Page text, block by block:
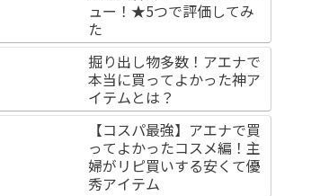
ュー！★5つで評価してみ
た
掘り出し物多数！アエナで
本当に買ってよかった神ア
イテムとは？
【コスパ最強】アエナで買
ってよかったコスメ編！主
婦がリピ買いする安くて優
秀アイテム